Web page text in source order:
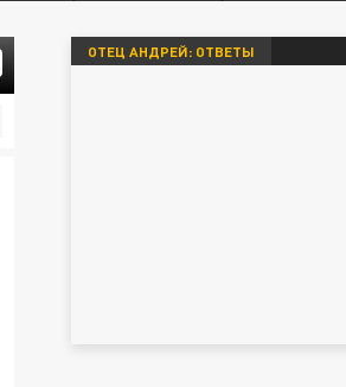
ОТЕЦ АНДРЕЙ: ОТВЕТЫ